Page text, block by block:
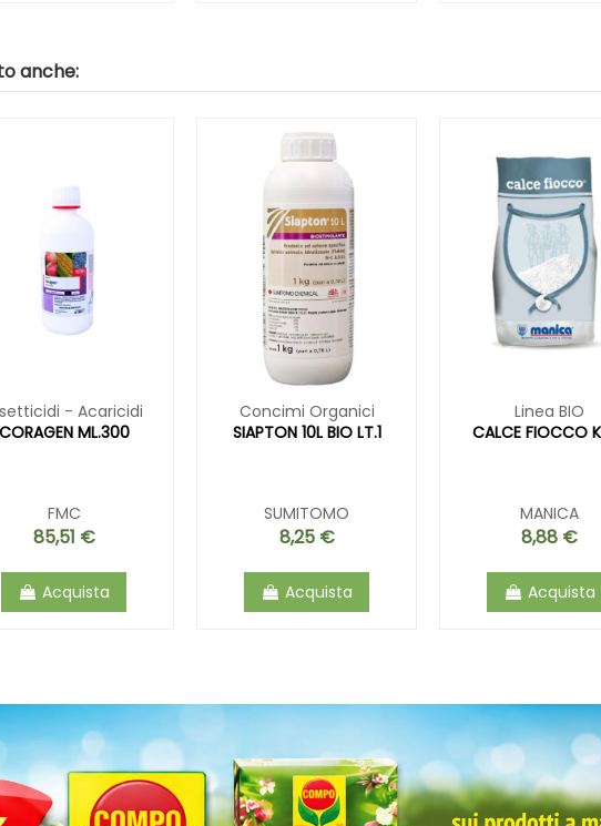
anche:
- Acaricidi
CORAGEN ML.300
FMC
85,51 €
Acquista
Concimi Organici
SIAPTON 10L BIO LT.1
SUMITOMO
8,25 €
Acquista
Linea BIO
CALCE FIOCCO
MANICA
8,88 €
Acquista